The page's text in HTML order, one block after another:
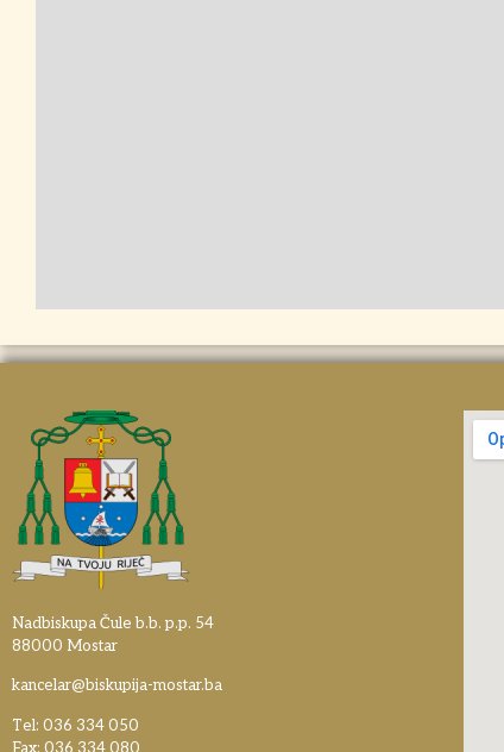
Nadbiskupa Čule b.b. p.p. 54
88000 Mostar
kancelar@biskupija-mostar.ba
Tel: 036 334 050
Fax: 036 334 080